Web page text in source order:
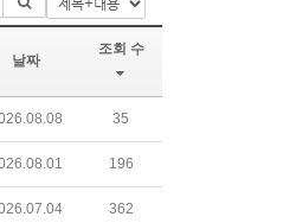
날짜
조회 수
35
196
362